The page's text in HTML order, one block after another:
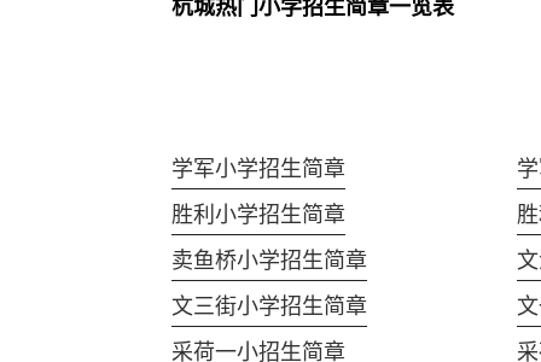
学军小学招生简章
胜利小学招生简章
卖鱼桥小学招生简章
文三街小学招生简章
采荷一小招生简章